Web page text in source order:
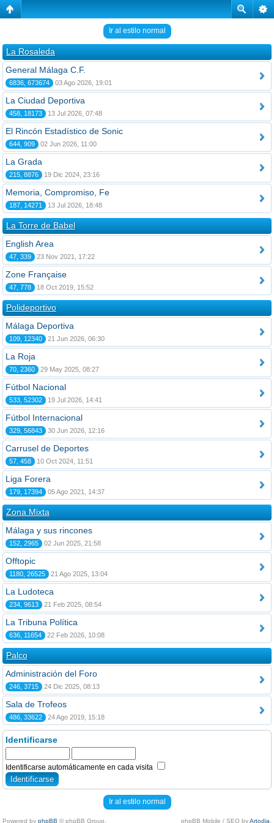
Ir al estilo normal
La Rosaleda
General Málaga C.F.
6836, 673674 03 Ago 2026, 19:01
La Ciudad Deportiva
458, 18173 13 Jul 2026, 07:48
El Rincón Estadístico de Sonic
644, 909 02 Jun 2026, 11:00
La Grada
215, 8876 19 Dic 2024, 23:16
Memoria, Compromiso, Fe
187, 14271 13 Jul 2026, 18:48
La Torre de Babel
English Area
47, 339 23 Nov 2021, 17:22
Zone Française
47, 778 18 Oct 2019, 15:52
Polideportivo
Málaga Deportiva
109, 12340 21 Jun 2026, 06:30
La Roja
70, 2360 29 May 2025, 08:27
Fútbol Nacional
533, 52302 19 Jul 2026, 14:41
Fútbol Internacional
329, 56843 30 Jun 2026, 12:16
Carrusel de Deportes
57, 458 10 Oct 2024, 11:51
Liga Forera
179, 17394 05 Ago 2021, 14:37
Zona Mixta
Málaga y sus rincones
152, 2965 02 Jun 2025, 21:58
Offtopic
1180, 26525 21 Ago 2025, 13:04
La Ludoteca
234, 9613 21 Feb 2025, 08:54
La Tribuna Política
636, 11654 22 Feb 2026, 10:08
Palco
Administración del Foro
246, 3715 24 Dic 2025, 08:13
Sala de Trofeos
486, 33622 24 Ago 2019, 15:18
Identificarse
Identificarse automáticamente en cada visita
Ir al estilo normal
Powered by phpBB © phpBB Group. phpBB Mobile / SEO byArtodia